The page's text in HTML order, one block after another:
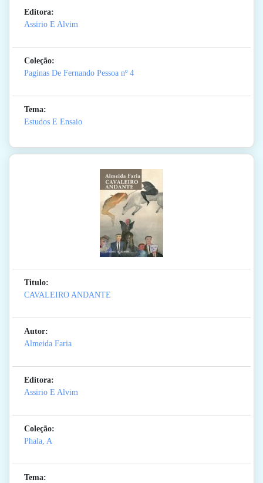
Editora:
Assirio E Alvim
Coleção:
Paginas De Fernando Pessoa nº 4
Tema:
Estudos E Ensaio
Titulo:
CAVALEIRO ANDANTE
Autor:
Almeida Faria
Editora:
Assirio E Alvim
Coleção:
Phala, A
Tema: